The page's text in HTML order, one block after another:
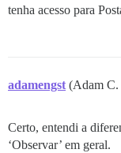
tenha acesso para
adamengst (Adam C.
Certo, entendi a
‘Observar’ em geral.